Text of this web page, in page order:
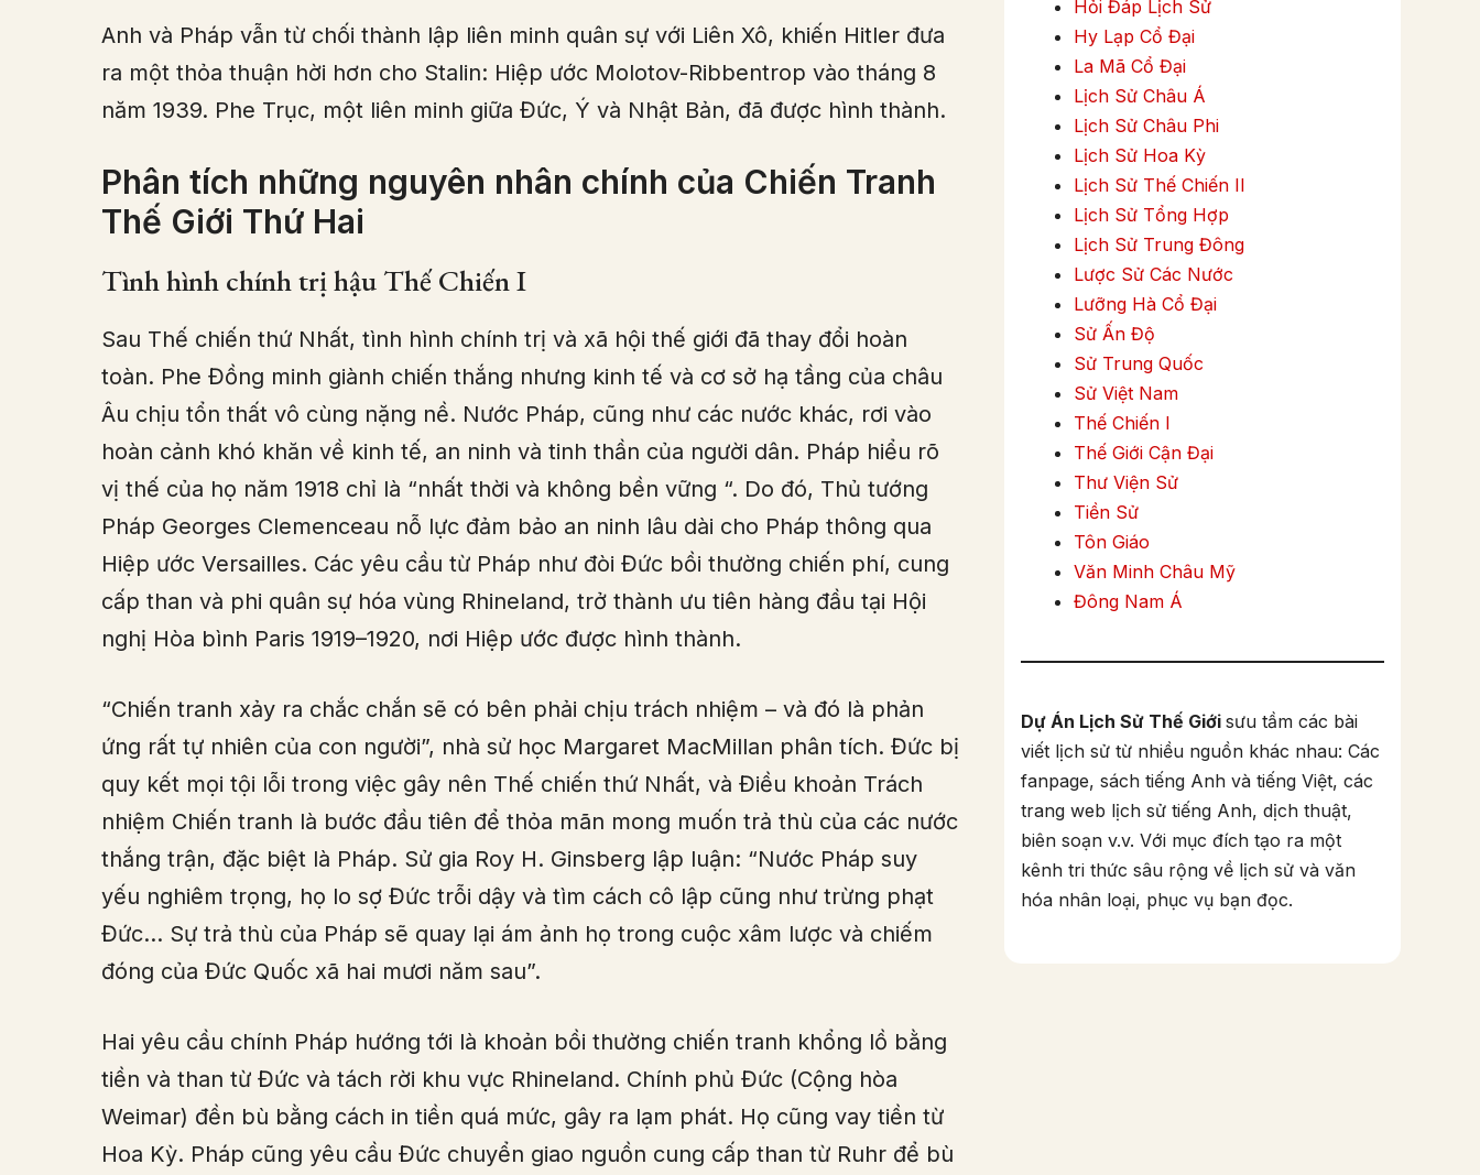
Anh và Pháp vẫn từ chối thành lập liên minh quân sự với Liên Xô, khiến Hitler đưa
ra một thỏa thuận hời hơn cho Stalin: Hiệp ước Molotov-Ribbentrop vào tháng 8
năm 1939. Phe Trục, một liên minh giữa Đức, Ý và Nhật Bản, đã được hình thành.
Phân tích những nguyên nhân chính của Chiến Tranh
Thế Giới Thứ Hai
Tình hình chính trị hậu Thế Chiến I
Sau Thế chiến thứ Nhất, tình hình chính trị và xã hội thế giới đã thay đổi hoàn
toàn. Phe Đồng minh giành chiến thắng nhưng kinh tế và cơ sở hạ tầng của châu
Âu chịu tổn thất vô cùng nặng nề. Nước Pháp, cũng như các nước khác, rơi vào
hoàn cảnh khó khăn về kinh tế, an ninh và tinh thần của người dân. Pháp hiểu rõ
vị thế của họ năm 1918 chỉ là “nhất thời và không bền vững “. Do đó, Thủ tướng
Pháp Georges Clemenceau nỗ lực đảm bảo an ninh lâu dài cho Pháp thông qua
Hiệp ước Versailles. Các yêu cầu từ Pháp như đòi Đức bồi thường chiến phí, cung
cấp than và phi quân sự hóa vùng Rhineland, trở thành ưu tiên hàng đầu tại Hội
nghị Hòa bình Paris 1919–1920, nơi Hiệp ước được hình thành.
“Chiến tranh xảy ra chắc chắn sẽ có bên phải chịu trách nhiệm – và đó là phản
ứng rất tự nhiên của con người”, nhà sử học Margaret MacMillan phân tích. Đức bị
quy kết mọi tội lỗi trong việc gây nên Thế chiến thứ Nhất, và Điều khoản Trách
nhiệm Chiến tranh là bước đầu tiên để thỏa mãn mong muốn trả thù của các nước
thắng trận, đặc biệt là Pháp. Sử gia Roy H. Ginsberg lập luận: “Nước Pháp suy
yếu nghiêm trọng, họ lo sợ Đức trỗi dậy và tìm cách cô lập cũng như trừng phạt
Đức… Sự trả thù của Pháp sẽ quay lại ám ảnh họ trong cuộc xâm lược và chiếm
đóng của Đức Quốc xã hai mươi năm sau”.
Hai yêu cầu chính Pháp hướng tới là khoản bồi thường chiến tranh khổng lồ bằng
tiền và than từ Đức và tách rời khu vực Rhineland. Chính phủ Đức (Cộng hòa
Weimar) đền bù bằng cách in tiền quá mức, gây ra lạm phát. Họ cũng vay tiền từ
Hoa Kỳ. Pháp cũng yêu cầu Đức chuyển giao nguồn cung cấp than từ Ruhr để bù
Hỏi Đáp Lịch Sử
Hy Lạp Cổ Đại
La Mã Cổ Đại
Lịch Sử Châu Á
Lịch Sử Châu Phi
Lịch Sử Hoa Kỳ
Lịch Sử Thế Chiến II
Lịch Sử Tổng Hợp
Lịch Sử Trung Đông
Lược Sử Các Nước
Lưỡng Hà Cổ Đại
Sử Ấn Độ
Sử Trung Quốc
Sử Việt Nam
Thế Chiến I
Thế Giới Cận Đại
Thư Viện Sử
Tiền Sử
Tôn Giáo
Văn Minh Châu Mỹ
Đông Nam Á
Dự Án Lịch Sử Thế Giới sưu tầm các bài
viết lịch sử từ nhiều nguồn khác nhau: Các
fanpage, sách tiếng Anh và tiếng Việt, các
trang web lịch sử tiếng Anh, dịch thuật,
biên soạn v.v. Với mục đích tạo ra một
kênh tri thức sâu rộng về lịch sử và văn
hóa nhân loại, phục vụ bạn đọc.